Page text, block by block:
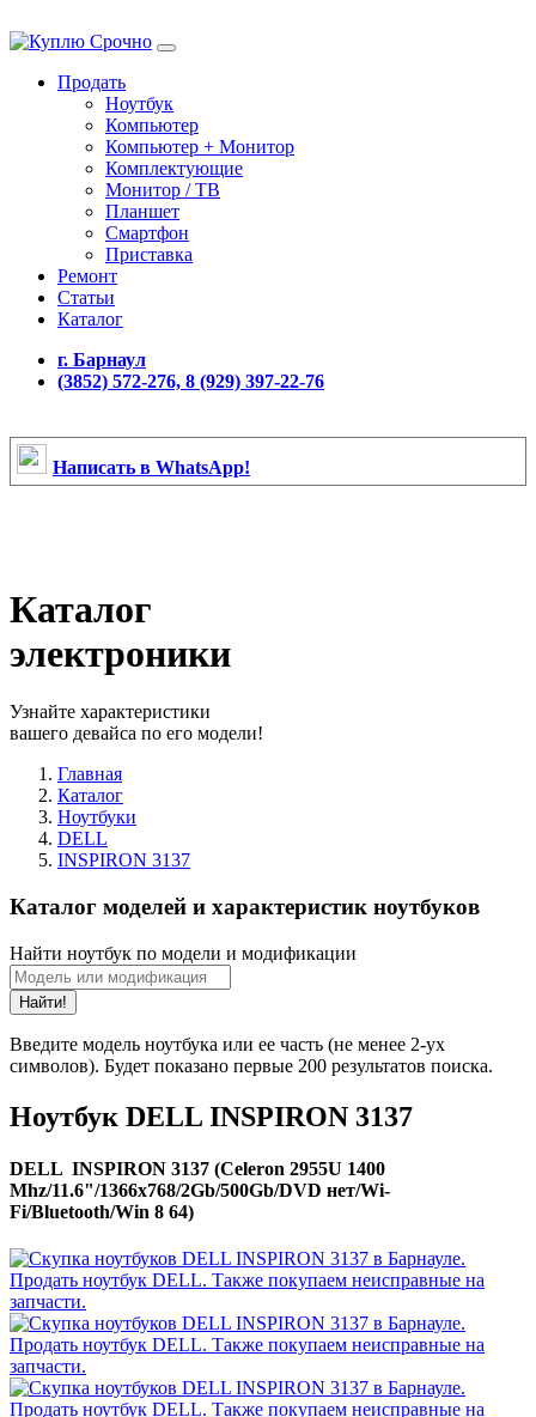
Продать
Ноутбук
Компьютер
Компьютер + Монитор
Комплектующие
Монитор / ТВ
Планшет
Смартфон
Приставка
Ремонт
Статьи
Каталог
г. Барнаул
(3852) 572-276, 8 (929) 397-22-76
Написать в WhatsApp!
Каталог
электроники
Узнайте характеристики
вашего девайса по его модели!
Главная
Каталог
Ноутбуки
DELL
INSPIRON 3137
Каталог моделей и характеристик ноутбуков
Найти ноутбук по модели и модификации
Найти!
Введите модель ноутбука или ее часть (не менее 2-ух
символов). Будет показано первые 200 результатов поиска.
Ноутбук DELL INSPIRON 3137
DELL INSPIRON 3137 (Celeron 2955U 1400
Mhz/11.6"/1366x768/2Gb/500Gb/DVD нет/Wi-
Fi/Bluetooth/Win 8 64)